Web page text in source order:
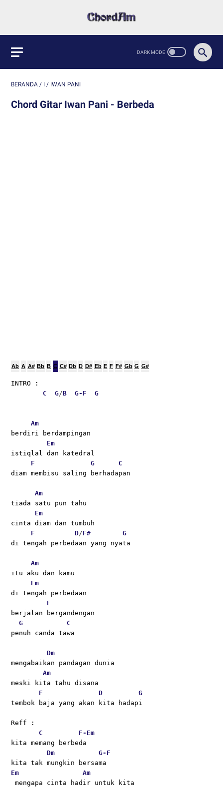
BERANDA / I / IWAN PANI
Chord Gitar Iwan Pani - Berbeda
Ab A A# Bb B C C# Db D D# Eb E F F# Gb G G#
INTRO :
C
G/B G- F G
Am
berdiri berdampingan
Em
istiqlal dan katedral
F
G
C
diam membisu saling berhadapan
Am
tiada satu pun tahu
Em
cinta diam dan tumbuh
F
D/F#
G
di tengah perbedaan yang nyata
Am
itu aku dan kamu
Em
di tengah perbedaan
F
berjalan bergandengan
G
C
penuh canda tawa
Dm
mengabaikan pandagan dunia
Am
meski kita tahu disana
F
D
G
tembok baja yang akan kita hadapi
Reff :
C
F- Em
kita memang berbeda
Dm
G- F
kita tak mungkin bersama
Em
Am
mengapa cinta hadir untuk kita